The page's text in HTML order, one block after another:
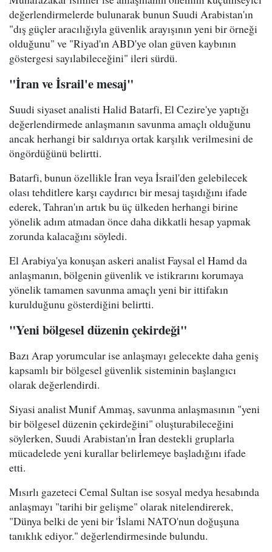
değerlendirmelerde bulunarak bunun Suudi Arabistan'ın
"dış güçler aracılığıyla güvenlik arayışının yeni bir örneği
olduğunu" ve "Riyad'ın ABD'ye olan güven kaybının
göstergesi sayılabileceğini" ileri sürdü.
"İran ve İsrail'e mesaj"
Suudi siyaset analisti Halid Batarfi, El Cezire'ye yaptığı
değerlendirmede anlaşmanın savunma amaçlı olduğunu
ancak herhangi bir saldırıya ortak karşılık verilmesini de
öngördüğünü belirtti.
Batarfi, bunun özellikle İran veya İsrail'den gelebilecek
olası tehditlere karşı caydırıcı bir mesaj taşıdığını ifade
ederek, Tahran'ın artık bu üç ülkeden herhangi birine
yönelik adım atmadan önce daha dikkatli hesap yapmak
zorunda kalacağını söyledi.
El Arabiya'ya konuşan askeri analist Faysal el Hamd da
anlaşmanın, bölgenin güvenlik ve istikrarını korumaya
yönelik tamamen savunma amaçlı yeni bir ittifakın
kurulduğunu gösterdiğini belirtti.
"Yeni bölgesel düzenin çekirdeği"
Bazı Arap yorumcular ise anlaşmayı gelecekte daha geniş
kapsamlı bir bölgesel güvenlik sisteminin başlangıcı
olarak değerlendirdi.
Siyasi analist Munif Ammaş, savunma anlaşmasının "yeni
bir bölgesel düzenin çekirdeğini" oluşturabileceğini
söylerken, Suudi Arabistan'ın İran destekli gruplarla
mücadelede yeni kurallar belirlemeye başladığını ifade
etti.
Mısırlı gazeteci Cemal Sultan ise sosyal medya hesabında
anlaşmayı "tarihi bir gelişme" olarak nitelendirerek,
"Dünya belki de yeni bir 'İslami NATO'nun doğuşuna
tanıklık ediyor." değerlendirmesinde bulundu.